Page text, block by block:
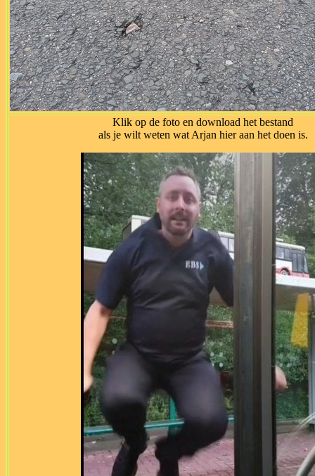
Klik op de foto en download het bestand
als je wilt weten wat Arjan hier aan het doen is.